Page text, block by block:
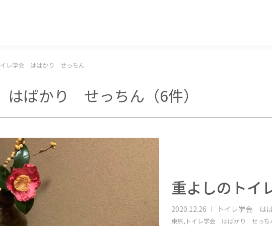
イレ学会 はばかり せっちん
はばかり せっちん （6件）
重よしのトイ
2020.12.26 トイレ学会 は
東京, トイレ学会 はばかり せっち